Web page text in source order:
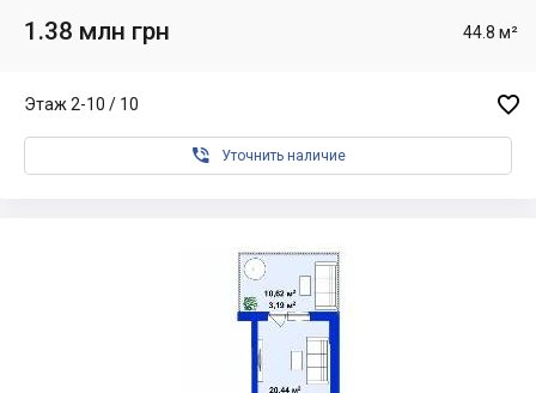
1.38 млн грн 44.8 м²
Этаж 2-10 / 10 
 Уточнить наличие